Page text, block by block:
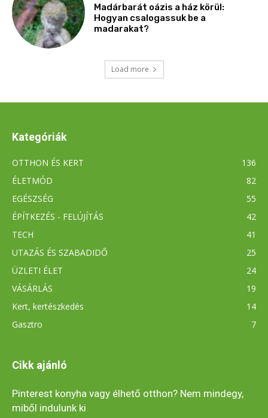
Kategóriák
OTTHON ÉS KERT
136
ÉLETMÓD
82
EGÉSZSÉG
55
ÉPÍTKEZÉS - FELÚJÍTÁS
42
TECH
41
UTAZÁS ÉS SZABADIDŐ
25
ÜZLETI ÉLET
24
VÁSÁRLÁS
19
Kert, kertészkedés
14
Gasztro
7
Cikk ajánló
Pinterest konyha vagy élhető otthon? Nem mindegy,
miből indulunk ki